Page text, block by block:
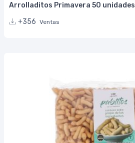
Arrolladitos Primavera 50 unidades
+356 Ventas